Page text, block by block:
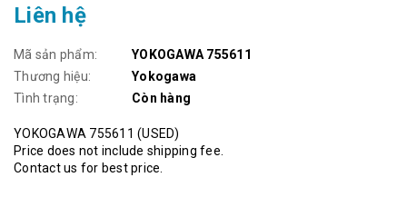
Liên hệ
Mã sản phẩm:
YOKOGAWA 755611
Thương hiệu:
Yokogawa
Tình trạng:
Còn hàng
YOKOGAWA 755611 (USED)
Price does not include shipping fee.
Contact us for best price.